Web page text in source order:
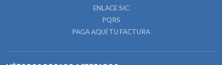
ENLACE SIC
PQRS
PAGA AQUÍ TU FACTURA